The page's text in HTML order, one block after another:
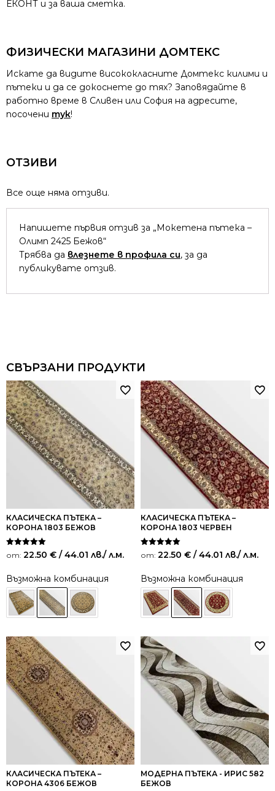
ЕКОНТ и за ваша сметка.
ФИЗИЧЕСКИ МАГАЗИНИ ДОМТЕКС
Искате да видите висококласните Домтекс килими и
пътеки и да се докоснете до тях? Заповядайте в
работно време в Сливен или София на адресите,
посочени тук!
ОТЗИВИ
Все още няма отзиви.
Напишете първия отзив за „Мокетена пътека –
Олимп 2425 Бежов“
Трябва да влезнете в профила си, за да
публикувате отзив.
СВЪРЗАНИ ПРОДУКТИ
КЛАСИЧЕСКА ПЪТЕКА –
КОРОНА 1803 БЕЖОВ
Оценено на
5.00
от: 22.50 € / 44.01 лв./ л.м.
Възможна комбинация
КЛАСИЧЕСКА ПЪТЕКА –
КОРОНА 1803 ЧЕРВЕН
Оценено на
5.00
от: 22.50 € / 44.01 лв./ л.м.
Възможна комбинация
КЛАСИЧЕСКА ПЪТЕКА –
КОРОНА 4306 БЕЖОВ
МОДЕРНА ПЪТЕКА - ИРИС 582
БЕЖОВ